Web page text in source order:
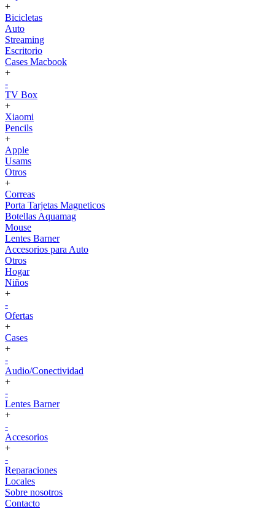
+
Bicicletas
Auto
Streaming
Escritorio
Cases Macbook
+
-
TV Box
+
Xiaomi
Pencils
+
Apple
Usams
Otros
+
Correas
Porta Tarjetas Magneticos
Botellas Aquamag
Mouse
Lentes Barner
Accesorios para Auto
Otros
Hogar
Niños
+
-
Ofertas
+
Cases
+
-
Audio/Conectividad
+
-
Lentes Barner
+
-
Accesorios
+
-
Reparaciones
Locales
Sobre nosotros
Contacto